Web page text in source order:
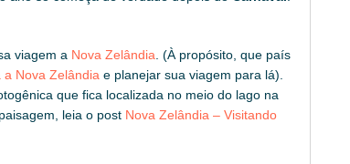
viagem a Nova Zelândia . (À propósito, que país
a Nova Zelândia e planejar sua viagem para lá).
que fica localizada no meio do lago na
leia o post Nova Zelândia – Visitando